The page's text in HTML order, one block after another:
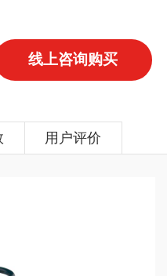
线上咨询购买
用户评价